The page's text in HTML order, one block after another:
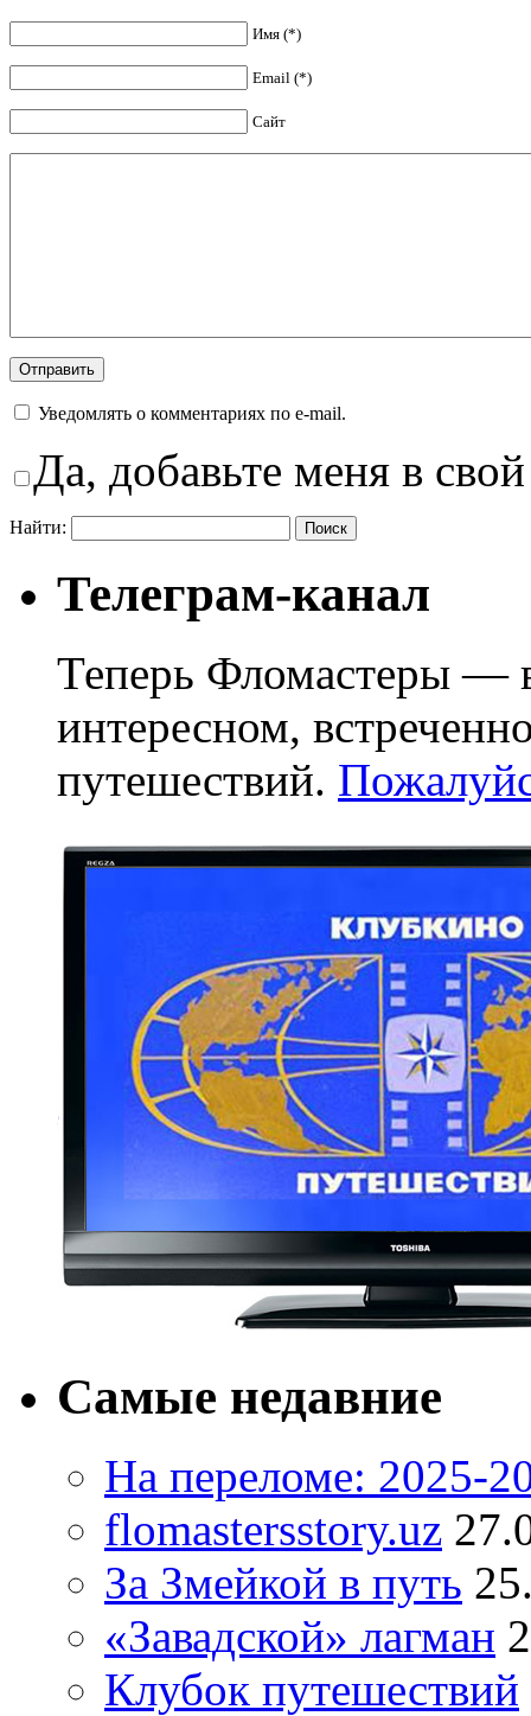
Имя (*)
Email (*)
Сайт
Уведомлять о комментариях по e-mail.
Да, добавьте меня в
Найти:
Телеграм-канал
Теперь Фломастеры —
интересном,
путешествий.
Самые недавние
На переломе: 2025-
flomastersstory.uz
За Змейкой в путь
«Завадской» лагман
Клубок путешествий